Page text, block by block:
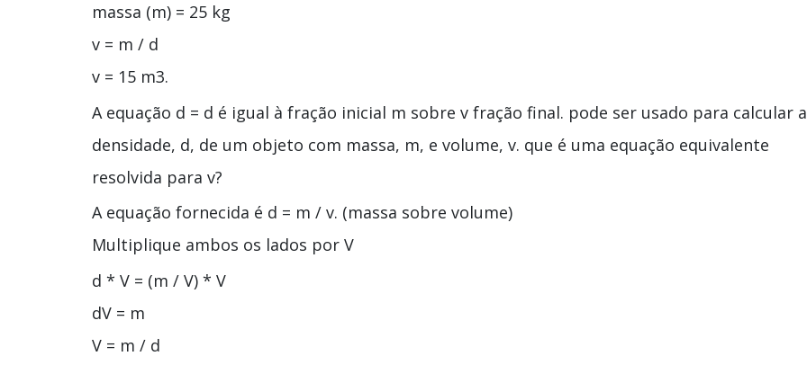
massa (m) = 25 kg
v = m / d
v = 15 m3.
A equação d = d é igual à fração inicial m sobre v fração final. pode ser usado para calcular a
densidade, d, de um objeto com massa, m, e volume, v. que é uma equação equivalente
resolvida para v?
A equação fornecida é d = m / v. (massa sobre volume)
Multiplique ambos os lados por V
d * V = (m / V) * V
dV = m
V = m / d